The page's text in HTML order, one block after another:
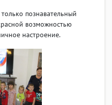
познавательный
возможностью
настроение.